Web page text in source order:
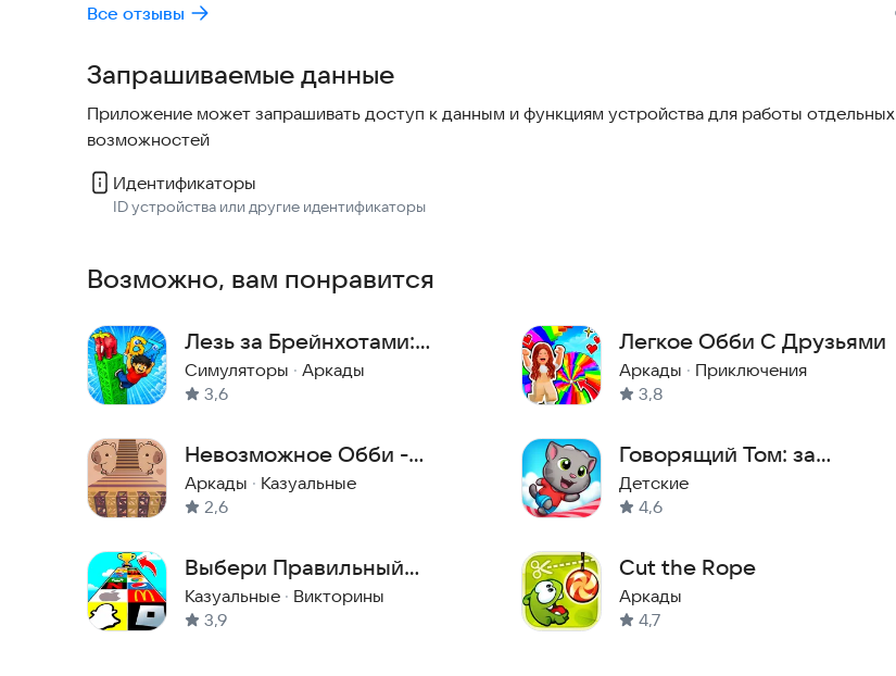
аркады для пк, будто создана для
Все отзывы
Запрашиваемые данные
Приложение может запрашивать доступ к данным и функциям устройства для работы отдельных
возможностей
Идентификаторы
ID устройства или другие идентификаторы
Возможно, вам понравится
Лезь за Брейнхотами:
Роблокс Обби
Симуляторы · Аркады
3,6
Невозможное Обби -
Роблокс Паркур
Аркады · Казуальные
2,6
Выбери Правильный
Логотип: Роблокс Обби!
Казуальные · Викторины
3,9
Легкое Обби С Друзьями
Аркады · Приключения
3,8
Говорящий Том: за
конфетами!
Детские
4,6
Cut the Rope
Аркады
4,7